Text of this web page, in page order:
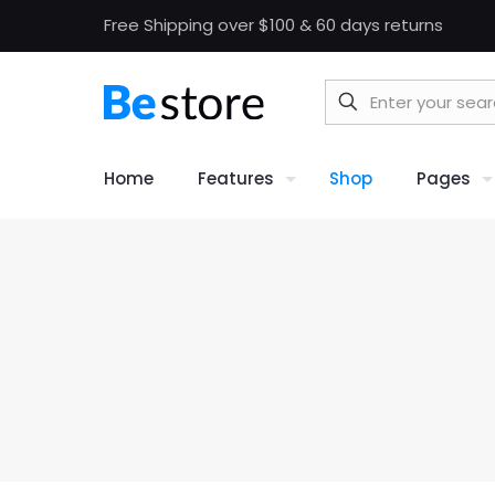
Free Shipping over $100 & 60 days returns
Home Features Shop Pages